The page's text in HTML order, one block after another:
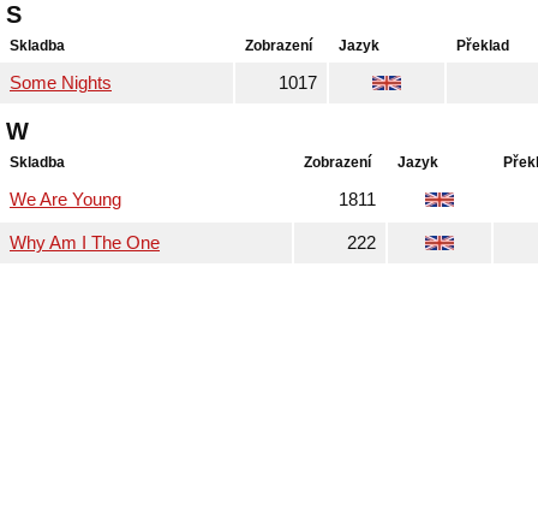
S
Skladba Zobrazení Jazyk Překlad
Some Nights 1017
W
Skladba Zobrazení Jazyk
We Are Young 1811
Why Am I The One 222